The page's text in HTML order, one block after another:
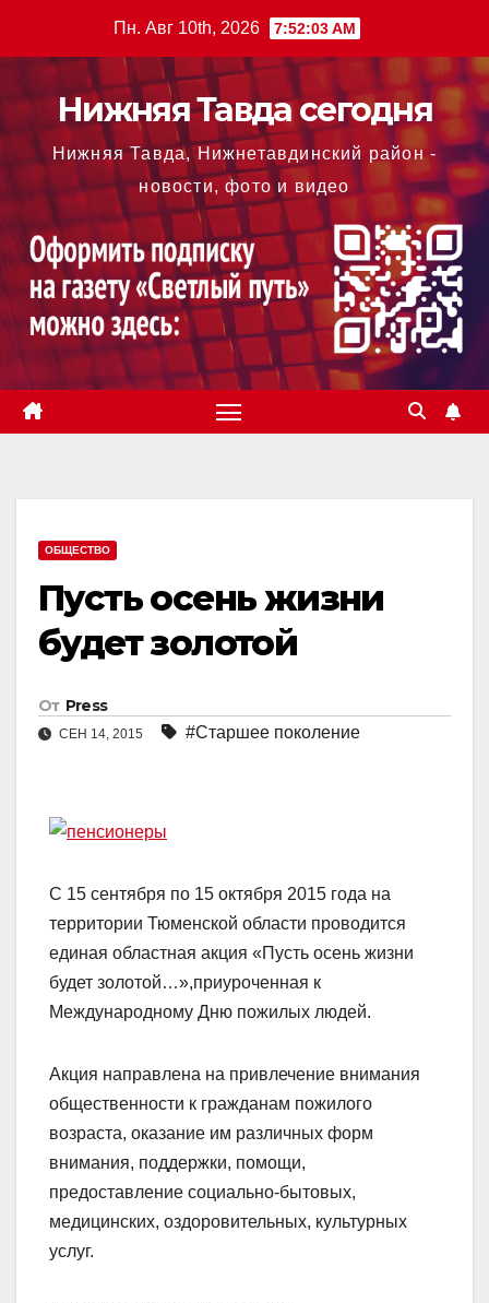
содержимому
Пн. Авг 10th, 2026 7:52:04 AM
Нижняя Тавда сегодня
Нижняя Тавда, Нижнетавдинский район -
новости, фото и видео
ОБЩЕСТВО
Пусть осень жизни
будет золотой
От Press
СЕН 14, 2015 #Старшее поколение
С 15 сентября по 15 октября 2015 года на
территории Тюменской области проводится
единая областная акция «Пусть осень жизни
будет золотой…»,приуроченная к
Международному Дню пожилых людей.
Акция направлена на привлечение внимания
общественности к гражданам пожилого
возраста, оказание им различных форм
внимания, поддержки, помощи,
предоставление социально-бытовых,
медицинских, оздоровительных, культурных
услуг.